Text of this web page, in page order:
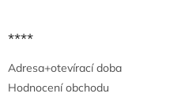
****
Adresa+otevírací doba
Hodnocení obchodu